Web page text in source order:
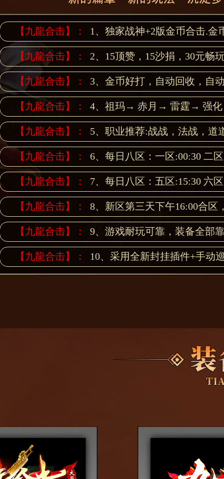
【九龍合击】： 1、独家战神+2版金币合击.金
【九龍合击】： 2、15顶赞，15沙捐，30元畅
【九龍合击】： 3、金币好打，自动回收，自
【九龍合击】： 4、祖玛→ 赤月→ 雷霆→ 强
【九龍合击】： 5、职业推荐:战战，法战，道
【九龍合击】： 6、每日八区：一区:00:30 二
【九龍合击】： 7、每日八区：五区:15:30 六
【九龍合击】： 8、新区第三天下午16:00合
【九龍合击】： 9、游戏耐玩可靠，装备全部
【九龍合击】： 10、采用全新封挂插件+手动